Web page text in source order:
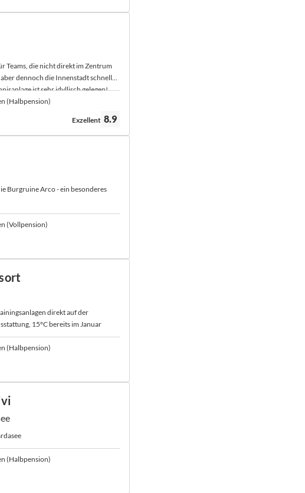
Teams, die nicht direkt im Zentrum
dennoch die Innenstadt schnell
ist sehr idyllisch gelegen!
(Halbpension)
Bewertung:
Exzellent 8.9
Burgruine Arco - ein besonderes
(Vollpension)
direkt auf der
15°C bereits im Januar
(Halbpension)
(Halbpension)